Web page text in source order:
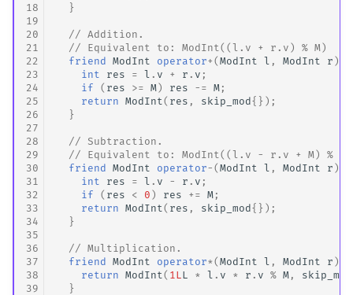
图上随机游走
18
19
20
21
22
23
24
25
26
27
28
29
30
31
32
33
34
35
36
37
38
39
}
// Addition.
// Equivalent to: ModInt((l.v + r.v) % M)
friend
ModInt operator+ (ModInt l , ModInt r )
int
res = l . v + r . v ;
if
( res >= M ) res -= M ;
return
ModInt( res , skip_mod{});
}
// Subtraction.
// Equivalent to: ModInt((l.v - r.v + M) % M)
friend
ModInt operator- (ModInt l , ModInt r )
int
res = l . v - r . v ;
if
( res < 0 ) res += M ;
return
ModInt( res , skip_mod{});
}
// Multiplication.
friend
ModInt operator* (ModInt l , ModInt r )
return
ModInt( 1LL * l . v * r . v % M , skip_mod
}